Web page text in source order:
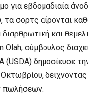
για εβδομαδιαία
τα σορτς αίρονται
και
Olah, σύμβουλος
(USDA) δημοσίευσε
πωλήσεων.